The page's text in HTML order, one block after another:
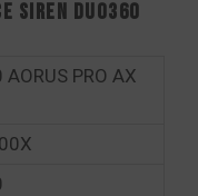
DUO360
PRO AX